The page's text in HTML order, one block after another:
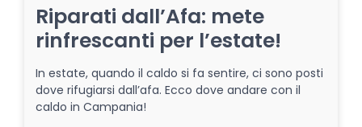
Riparati dall’Afa: mete
rinfrescanti per l’estate!
In estate, quando il caldo si fa sentire, ci sono posti
dove rifugiarsi dall’afa. Ecco dove andare con il
caldo in Campania!